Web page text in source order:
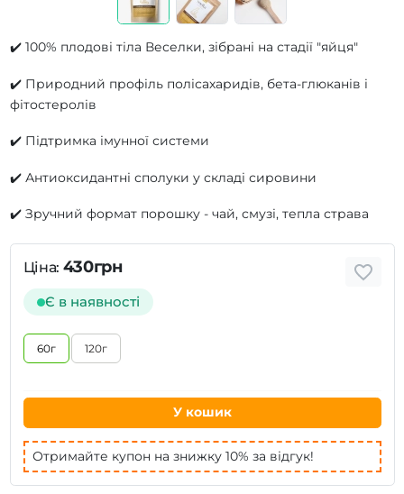
✔️ 100% плодові тіла Веселки, зібрані на стадії "яйця"
✔️ Природний профіль полісахаридів, бета-глюканів і
фітостеролів
✔️ Підтримка імунної системи
✔️ Антиоксидантні сполуки у складі сировини
✔️ Зручний формат порошку - чай, смузі, тепла страва
Ціна: 430грн
Є в наявності
60г 120г
У кошик
Отримайте купон на знижку 10% за відгук!